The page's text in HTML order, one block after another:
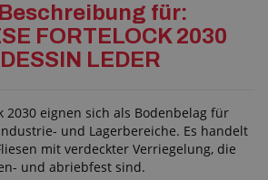
für:
FORTELOCK 2030
LEDER
2030 eignen sich als Bodenbelag für
und Lagerbereiche. Es handelt
mit verdeckter Verriegelung, die
und abriebfest sind.